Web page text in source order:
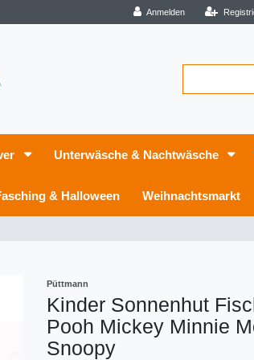
Anmelden
Unterwäsche & Nachtwäsche
& Halloween Weihnachtsmarkt
Püttmann
Kinder Sonnenhut
Pooh Mickey Minnie
Snoopy